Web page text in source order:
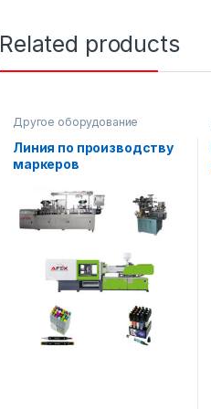
Related products
Другое оборудование
Линия по производству
маркеров